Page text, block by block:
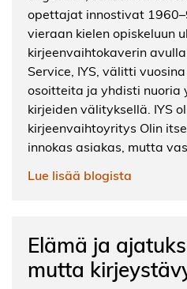
opettajat innostivat
vieraan kielen opiskeluun
kirjeenvaihtokaverin
Service, IYS, välitti
osoitteita ja yhdisti nuoria
kirjeiden välityksellä. IYS
kirjeenvaihtoyritys Olin
innokas asiakas, mutta
Lue lisää blogista
Elämä ja
mutta